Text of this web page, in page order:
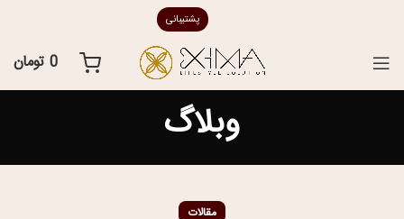
پشتیبانی
0 تومان
وبلاگ
مقالات